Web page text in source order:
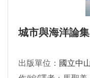
城市與海洋論集
出版單位： 國立中